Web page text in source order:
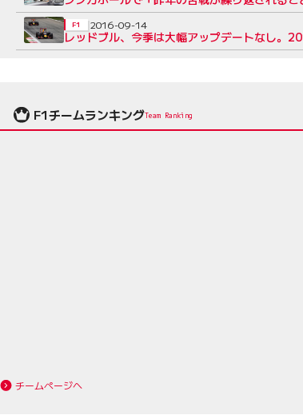
レッドブル、今季は大幅アップデートなし。
F1 2016-09-14
F1チームランキングTeam Ranking
チームページへ